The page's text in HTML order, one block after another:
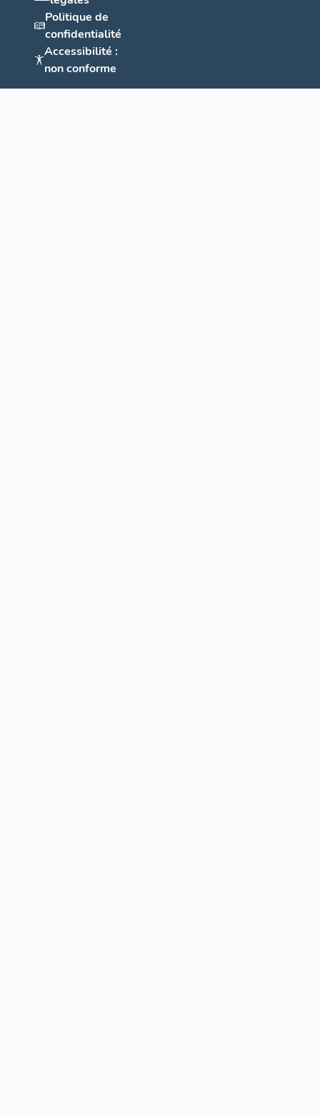
Politique de
confidentialité
Accessibilité :
non conforme